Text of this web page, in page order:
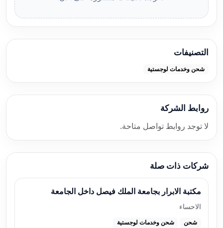
التصنيفات
شحن وخدمات لوجستية
روابط الشركة
لا توجد روابط تواصل متاحة.
شركات ذات صلة
مكتبة الابرار بجامعة الملك فيصل داخل الجامعة
الاحساء
شحن شحن وخدمات لوجستية